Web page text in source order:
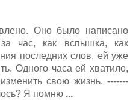
Оно было написано
час, как вспышка, как
последних слов, ей уже
Одного часа ей хватило,
свою жизнь. -------
Я помню